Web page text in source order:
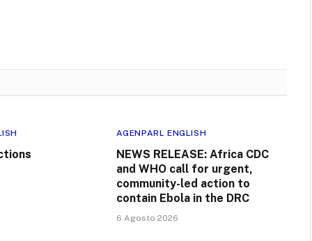
AGENPARL ENGLISH
NEWS RELEASE: Africa CDC
and WHO call for urgent,
community-led action to
contain Ebola in the DRC
6 Agosto 2026